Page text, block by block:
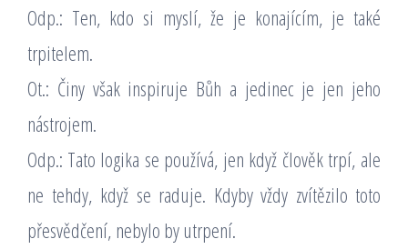
Odp.: Ten, kdo si myslí, že je konajícím, je také
trpitelem.
Ot.: Činy však inspiruje Bůh a jedinec je jen jeho
nástrojem.
Odp.: Tato logika se používá, jen když člověk trpí, ale
ne tehdy, když se raduje. Kdyby vždy zvítězilo toto
přesvědčení, nebylo by utrpení.